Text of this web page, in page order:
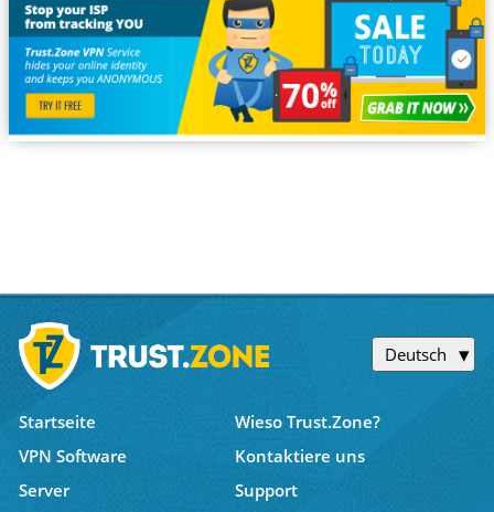
Deutsch
Startseite
Wieso Trust.Zone?
VPN Software
Kontaktiere uns
Server
Support